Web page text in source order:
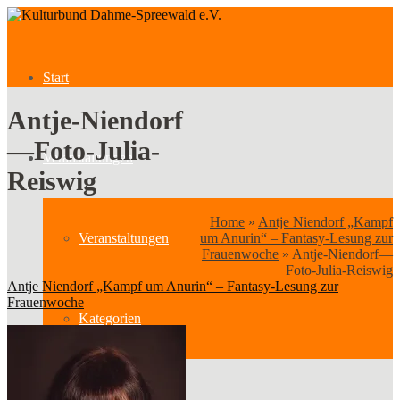
Start
Veranstaltungen
Veranstaltungen
Kategorien
Antje-Niendorf
—Foto-Julia-
Reiswig
Home » Antje Niendorf „Kampf
um Anurin“ – Fantasy-Lesung zur
Frauenwoche » Antje-Niendorf—
Foto-Julia-Reiswig
Antje Niendorf „Kampf um Anurin“ – Fantasy-Lesung zur
Frauenwoche